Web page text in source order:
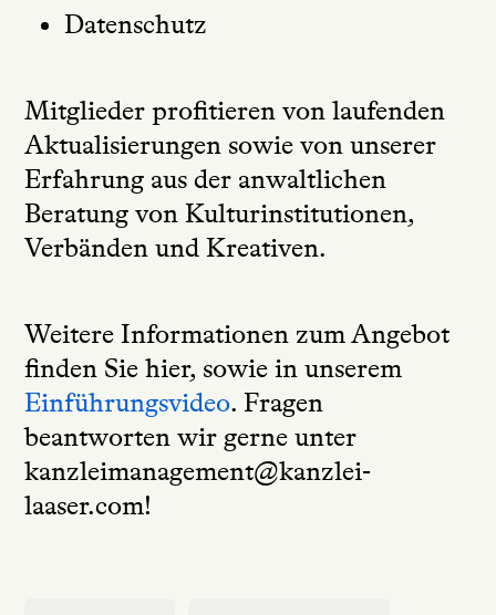
Datenschutz
Mitglieder profitieren von laufenden
Aktualisierungen sowie von unserer
Erfahrung aus der anwaltlichen
Beratung von Kulturinstitutionen,
Verbänden und Kreativen.
Weitere Informationen zum Angebot
finden Sie hier, sowie in unserem
Einführungsvideo. Fragen
beantworten wir gerne unter
kanzleimanagement@kanzlei-
laaser.com!